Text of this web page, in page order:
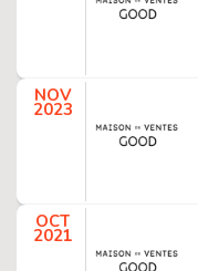
NOV
2023
OCT
2021